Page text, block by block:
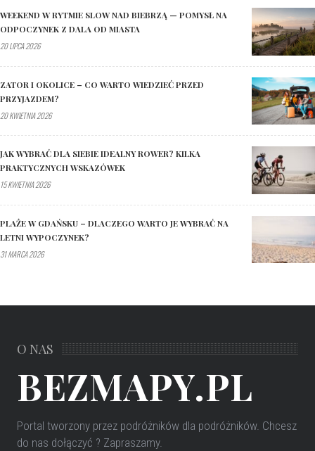
WEEKEND W RYTMIE SLOW NAD BIEBRZĄ — POMYSŁ NA
ODPOCZYNEK Z DALA OD MIASTA
20 LIPCA 2026
ZATOR I OKOLICE – CO WARTO WIEDZIEĆ PRZED
PRZYJAZDEM?
20 KWIETNIA 2026
JAK WYBRAĆ DLA SIEBIE IDEALNY ROWER? KILKA
PRAKTYCZNYCH WSKAZÓWEK
15 KWIETNIA 2026
PLAŻE W GDAŃSKU – DLACZEGO WARTO JE WYBRAĆ NA
LETNI WYPOCZYNEK?
31 MARCA 2026
O NAS
BEZMAPY.PL
Portal tworzony przez podróżników dla podróżników. Chcesz
do nas dołączyć ? Zapraszamy.